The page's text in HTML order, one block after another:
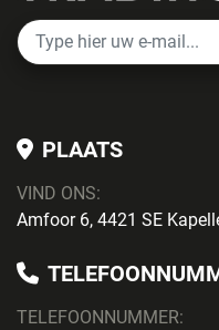
PLAATS
VIND ONS:
Amfoor 6, 4421 SE
TELEFOONNUMMER: